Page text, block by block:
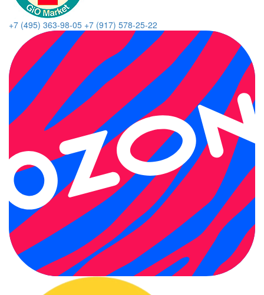
+7 (495) 363-98-05 +7 (917) 578-25-22